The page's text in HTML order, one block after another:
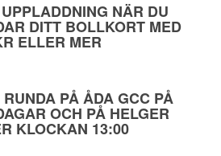
NÄR DU
DITT BOLLKORT MED
ELLER MER
RUNDA PÅ ÅDA GCC PÅ
OCH PÅ HELGER
KLOCKAN 13:00